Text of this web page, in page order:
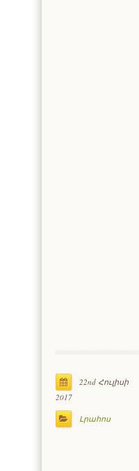
22nd Հուլիսի
2017
Լրահոս